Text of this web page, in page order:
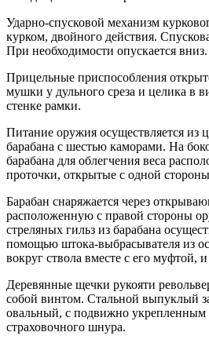
Ударно-спусковой механизм
курком, двойного действия.
При необходимости опускается вниз.
Прицельные приспособления
мушки у дульного среза и целика в
стенке рамки.
Питание оружия осуществляется из
барабана с шестью каморами. На
барабана для облегчения веса
проточки, открытые с одной
Барабан снаряжается через
расположенную с правой стороны
стреляных гильз из барабана
помощью штока-выбрасывателя из
вокруг ствола вместе с его муфтой,
Деревянные щечки рукояти
собой винтом. Стальной выпуклый
овальный, с подвижно укрепленным
страховочного шнура.